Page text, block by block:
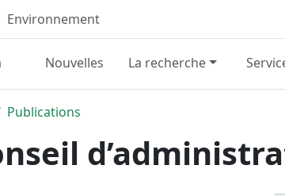
Environnement
Nouvelles La recherche
Publications